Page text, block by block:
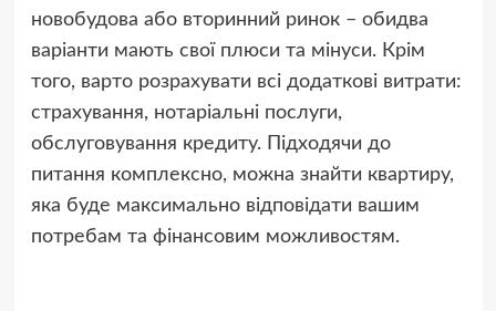
новобудова або вторинний ринок – обидва
варіанти мають свої плюси та мінуси. Крім
того, варто розрахувати всі додаткові витрати:
страхування, нотаріальні послуги,
обслуговування кредиту. Підходячи до
питання комплексно, можна знайти квартиру,
яка буде максимально відповідати вашим
потребам та фінансовим можливостям.